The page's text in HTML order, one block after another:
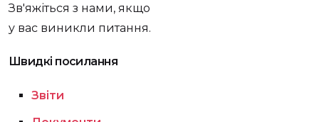
Зв'яжіться з нами, якщо
у вас виникли питання.
Швидкі посилання
Звіти